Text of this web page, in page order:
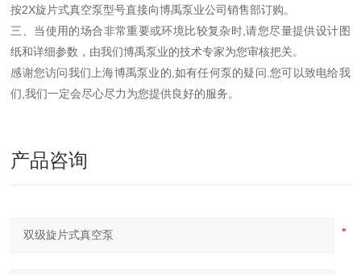
按2X旋片式真空泵型号直接向博禹泵业公司销售部订购。
三、当使用的场合非常重要或环境比较复杂时,请您尽量提供设计图
纸和详细参数，由我们博禹泵业的技术专家为您审核把关。
感谢您访问我们上海博禹泵业的,如有任何泵的疑问.您可以致电给我
们,我们一定会尽心尽力为您提供良好的服务。
产品咨询